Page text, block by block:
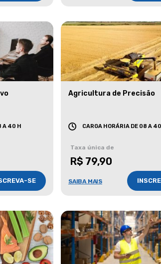
A 40 H
SE
Agricultura de Precisão
CARGA HORÁRIA DE 08 A
Taxa única de
R$ 79,90
SAIBA MAIS